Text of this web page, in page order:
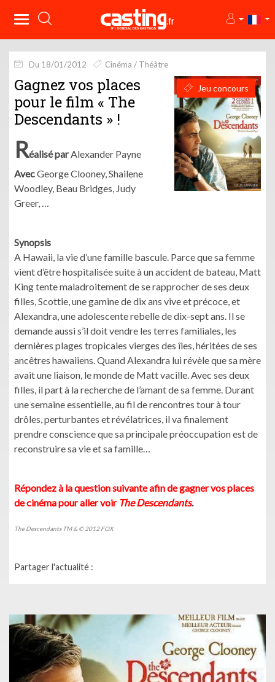
Du 18/01/2012 Cinéma / Théâtre
Jeu concours
Gagnez vos places
pour le film « The
Descendants » !
RéaliséparAlexander Payne
AvecGeorge Clooney,Shailene
Woodley, Beau Bridges, Judy
Greer, …
Synopsis
A Hawaii, la vied’unefamille bascule. Parcequesafemme
vientd’êtrehospitaliséesuiteàun accident de bateau, Matt
Kingtentemaladroitementde serapprocherdeses deux
filles, Scottie,unegaminededixans vive etprécoce, et
Alexandra,uneadolescenterebellededix-septans. Il se
demandeaussis’ildoitvendre les terres familiales, les
dernières plages tropicales vierges des îles,héritées deses
ancêtres hawaiiens.QuandAlexandra luirévèlequesamère
avaitune liaison, lemondede Mattvacille.Avec ses deux
filles, ilpartà larecherchede l’amantdesafemme. Durant
unesemaineessentielle, aufilderencontres touràtour
drôles,perturbantes etrévélatrices, ilvafinalement
prendreconsciencequesaprincipalepréoccupationestde
reconstruiresavie etsafamille…
Répondezà la questionsuivanteafindegagnervosplaces
decinémapourallervoirThe Descendants.
The Descendants TM & © 2012 FOX
Partager l'actualité :